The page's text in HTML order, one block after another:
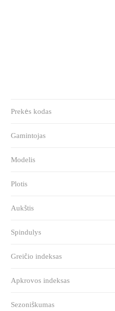
Prekės kodas
Gamintojas
Modelis
Plotis
Aukštis
Spindulys
Greičio indeksas
Apkrovos indeksas
Sezoniškumas